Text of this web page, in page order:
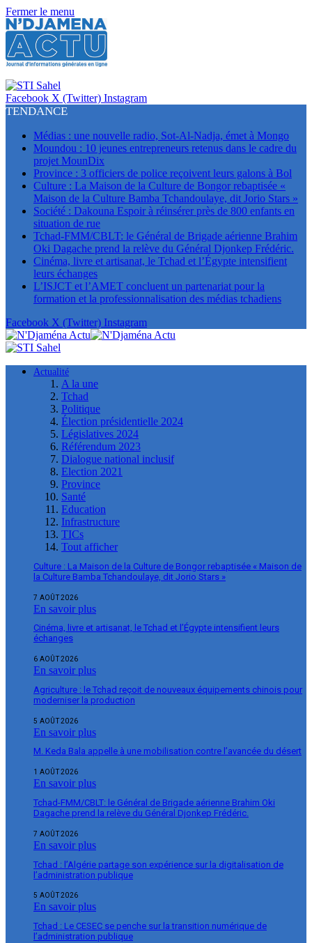
Fermer le menu
Facebook X (Twitter) Instagram
TENDANCE
Médias : une nouvelle radio, Sot-Al-Nadja, émet à Mongo
Moundou : 10 jeunes entrepreneurs retenus dans le cadre du
projet MounDix
Province : 3 officiers de police reçoivent leurs galons à Bol
Culture : La Maison de la Culture de Bongor rebaptisée «
Maison de la Culture Bamba Tchandoulaye, dit Jorio Stars »
Société : Dakouna Espoir à réinsérer près de 800 enfants en
situation de rue
Tchad-FMM/CBLT: le Général de Brigade aérienne Brahim
Oki Dagache prend la relève du Général Djonkep Frédéric.
Cinéma, livre et artisanat, le Tchad et l’Égypte intensifient
leurs échanges
L’ISJCT et l’AMET concluent un partenariat pour la
formation et la professionnalisation des médias tchadiens
Facebook X (Twitter) Instagram
Actualité
A la une
Tchad
Politique
Élection présidentielle 2024
Législatives 2024
Référendum 2023
Dialogue national inclusif
Election 2021
Province
Santé
Education
Infrastructure
TICs
Tout afficher
Culture : La Maison de la Culture de Bongor rebaptisée « Maison de
la Culture Bamba Tchandoulaye, dit Jorio Stars »
7 AOÛT 2026
En savoir plus
Cinéma, livre et artisanat, le Tchad et l’Égypte intensifient leurs
échanges
6 AOÛT 2026
En savoir plus
Agriculture : le Tchad reçoit de nouveaux équipements chinois pour
moderniser la production
5 AOÛT 2026
En savoir plus
M. Keda Bala appelle à une mobilisation contre l’avancée du désert
1 AOÛT 2026
En savoir plus
Tchad-FMM/CBLT: le Général de Brigade aérienne Brahim Oki
Dagache prend la relève du Général Djonkep Frédéric.
7 AOÛT 2026
En savoir plus
Tchad : l’Algérie partage son expérience sur la digitalisation de
l’administration publique
5 AOÛT 2026
En savoir plus
Tchad : Le CESEC se penche sur la transition numérique de
l’administration publique